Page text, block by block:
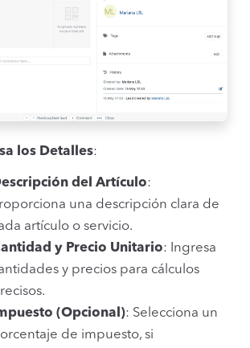
los Detalles:
del Artículo:
una descripción clara de
artículo o servicio.
y Precio Unitario: Ingresa
y precios para cálculos
(Opcional): Selecciona un
de impuesto, si